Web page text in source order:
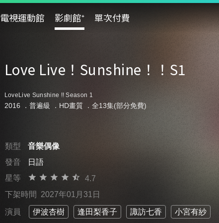
電視運動館 影劇館⁺ 單次付費
Love Live！Sunshine！！S1
LoveLive Sunshine !! Season 1
2016 ． 普遍級 ．HD畫質 ．全13集(部分免費)
類型
音樂偶像
發音
日語
星等
4.7
下架時間 2027年01月31日
演員 伊波杏樹 逢田梨香子 諏訪七香 小宮有紗